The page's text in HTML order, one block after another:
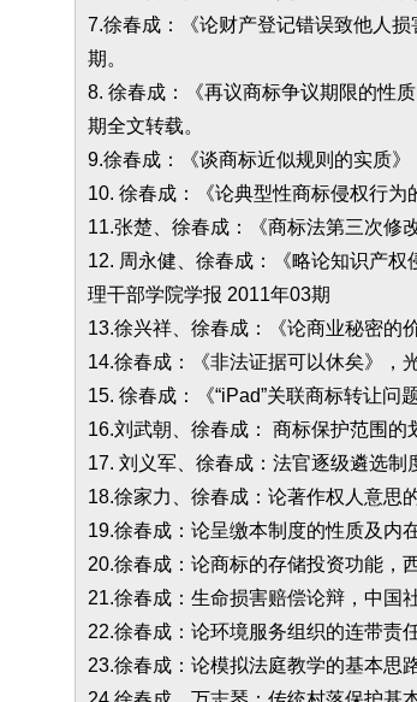
7.徐春成：《论财产登记错误致他人
期。
8. 徐春成：《再议商标争议期限的性
期全文转载。
9.徐春成：《谈商标近似规则的实质》
10. 徐春成：《论典型性商标侵权行为
11.张楚、徐春成：《商标法第三次修
12. 周永健、徐春成：《略论知识产
理干部学院学报 2011年03期
13.徐兴祥、徐春成：《论商业秘密的
14.徐春成：《非法证据可以休矣》，
15. 徐春成：《“iPad”关联商标转让问
16.刘武朝、徐春成： 商标保护范围
17. 刘义军、徐春成：法官逐级遴选
18.徐家力、徐春成：论著作权人意思
19.徐春成：论呈缴本制度的性质及内
20.徐春成：论商标的存储投资功能，
21.徐春成：生命损害赔偿论辩，中国
22.徐春成：论环境服务组织的连带责
23.徐春成：论模拟法庭教学的基本思